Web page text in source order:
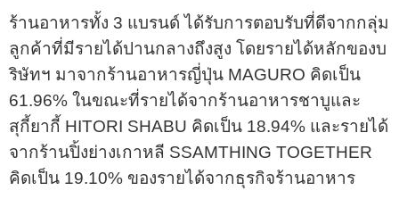
ร้านอาหารทั้ง 3 แบรนด์ ได้รับการตอบรับที่ดีจากกลุ่ม
ลูกค้าที่มีรายได้ปานกลางถึงสูง โดยรายได้หลักของบ
ริษัทฯ มาจากร้านอาหารญี่ปุ่น MAGURO คิดเป็น
61.96% ในขณะที่รายได้จากร้านอาหารชาบูและ
สุกี้ยากี้ HITORI SHABU คิดเป็น 18.94% และรายได้
จากร้านปิ้งย่างเกาหลี SSAMTHING TOGETHER
คิดเป็น 19.10% ของรายได้จากธุรกิจร้านอาหาร